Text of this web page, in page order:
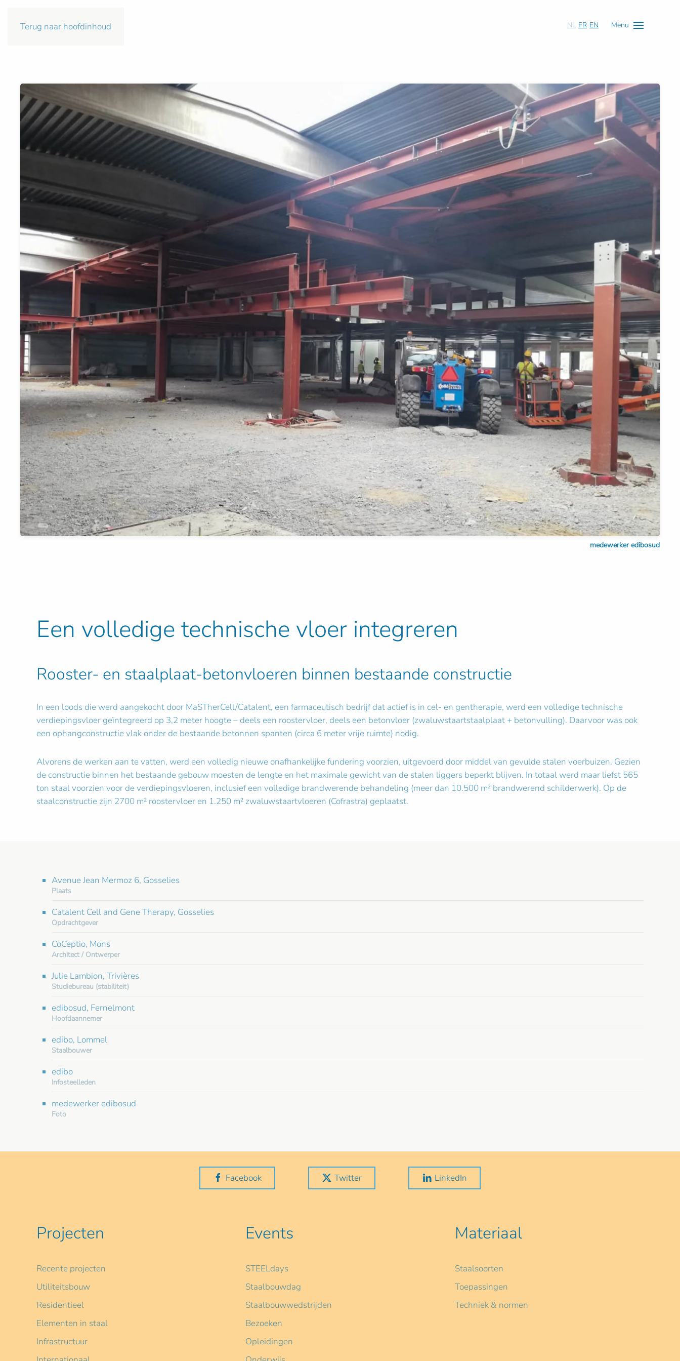
Terug naar hoofdinhoud NL FR EN Menu
medewerker edibosud
Een volledige technische vloer integreren
Rooster- en staalplaat-betonvloeren binnen bestaande constructie
In een loods die werd aangekocht door MaSTherCell/Catalent, een farmaceutisch bedrijf dat actief is in cel- en gentherapie, werd een volledige technische
verdiepingsvloer geïntegreerd op 3,2 meter hoogte – deels een roostervloer, deels een betonvloer (zwaluwstaartstaalplaat + betonvulling). Daarvoor was ook
een ophangconstructie vlak onder de bestaande betonnen spanten (circa 6 meter vrije ruimte) nodig.
Alvorens de werken aan te vatten, werd een volledig nieuwe onafhankelijke fundering voorzien, uitgevoerd door middel van gevulde stalen voerbuizen. Gezien
de constructie binnen het bestaande gebouw moesten de lengte en het maximale gewicht van de stalen liggers beperkt blijven. In totaal werd maar liefst 565
ton staal voorzien voor de verdiepingsvloeren, inclusief een volledige brandwerende behandeling (meer dan 10.500 m² brandwerend schilderwerk). Op de
staalconstructie zijn 2700 m² roostervloer en 1.250 m² zwaluwstaartvloeren (Cofrastra) geplaatst.
Avenue Jean Mermoz 6, Gosselies
Plaats
Catalent Cell and Gene Therapy, Gosselies
Opdrachtgever
CoCeptio, Mons
Architect / Ontwerper
Julie Lambion, Trivières
Studiebureau (stabiliteit)
edibosud, Fernelmont
Hoofdaannemer
edibo, Lommel
Staalbouwer
edibo
Infosteelleden
medewerker edibosud
Foto
Facebook Twitter LinkedIn
Projecten
Recente projecten
Utiliteitsbouw
Residentieel
Elementen in staal
Infrastructuur
Events
STEELdays
Staalbouwdag
Staalbouwwedstrijden
Bezoeken
Opleidingen
Materiaal
Staalsoorten
Toepassingen
Techniek & normen